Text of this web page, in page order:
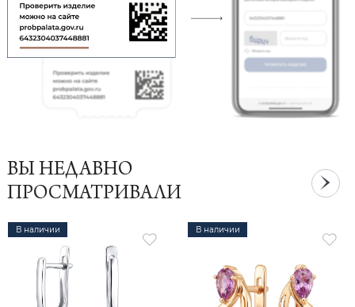
ВЫ НЕДАВНО
ПРОСМАТРИВАЛИ
В наличии В наличии